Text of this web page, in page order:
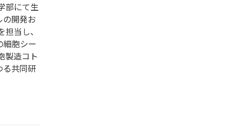
部にて生
開発お
当し、
胞シー
製造コト
る共同研